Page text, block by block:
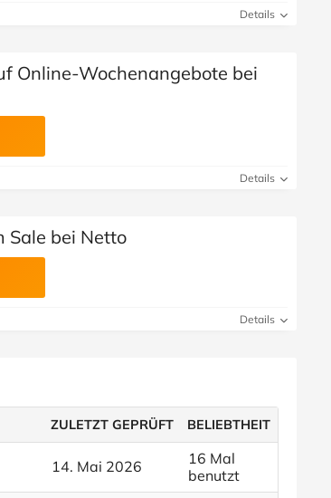
Details
Online-Wochenangebote bei
Details
Sale bei Netto
Details
ZULETZT GEPRÜFT BELIEBTHEIT
14. Mai 2026
16 Mal
benutzt